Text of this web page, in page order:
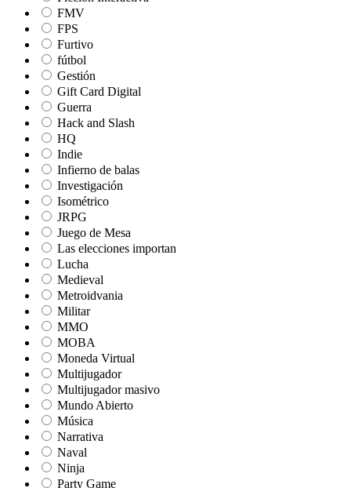
FMV
FPS
Furtivo
fútbol
Gestión
Gift Card Digital
Guerra
Hack and Slash
HQ
Indie
Infierno de balas
Investigación
Isométrico
JRPG
Juego de Mesa
Las elecciones importan
Lucha
Medieval
Metroidvania
Militar
MMO
MOBA
Moneda Virtual
Multijugador
Multijugador masivo
Mundo Abierto
Música
Narrativa
Naval
Ninja
Party Game